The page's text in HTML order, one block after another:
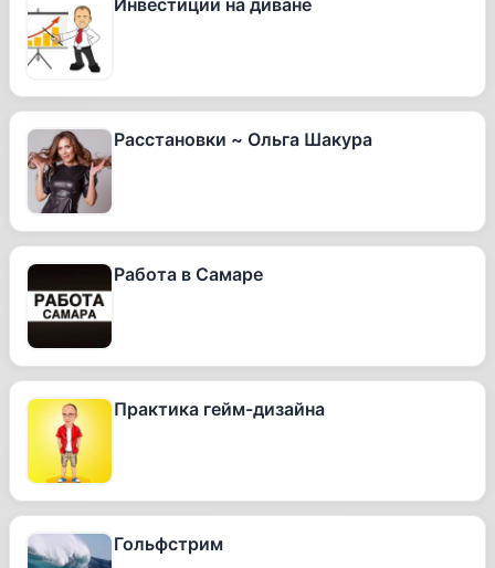
Инвестиции на диване
Расстановки ~ Ольга Шакура
Работа в Самаре
Практика гейм-дизайна
Гольфстрим